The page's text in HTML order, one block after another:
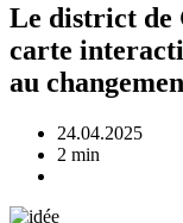
Le district de
carte
au
24.04.2025
2 min